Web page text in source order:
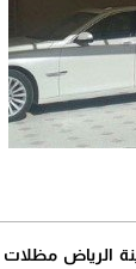
الرياض